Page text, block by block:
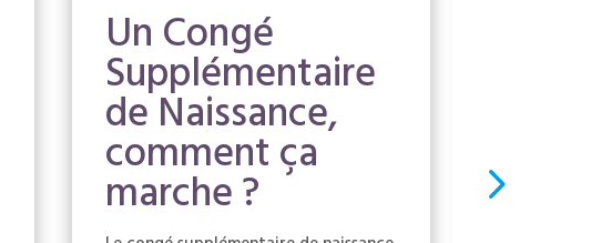
Un Congé
Supplémentaire
de Naissance,
comment ça
marche ?